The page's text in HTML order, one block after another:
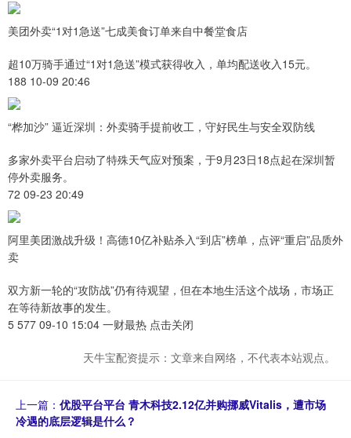
美团外卖“1对1急送”七成美食订单来自中餐堂食店
超10万骑手通过“1对1急送”模式获得收入，单均配送收入15元。
188 10-09 20:46
“桦加沙” 逼近深圳：外卖骑手提前收工，守好民生与安全双防线
多家外卖平台启动了特殊天气应对预案，于9月23日18点起在深圳暂
停外卖服务。
72 09-23 20:49
阿里美团激战升级！高德10亿补贴杀入“到店”榜单，点评“重启”品质外
卖
双方新一轮的“攻防战”仍有待观望，但在本地生活这个战场，市场正
在等待新故事的发生。
5 577 09-10 15:04 一财最热 点击关闭
天牛宝配资提示：文章来自网络，不代表本站观点。
上一篇： 优股平台平台 青木科技2.12亿并购挪威Vitalis，遭市场
冷遇的底层逻辑是什么？